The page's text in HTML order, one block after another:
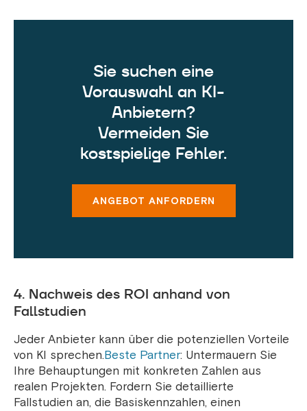
Sie suchen eine
Vorauswahl an KI-
Anbietern?
Vermeiden Sie
kostspielige Fehler.
ANGEBOT ANFORDERN
4. Nachweis des ROI anhand von
Fallstudien
Jeder Anbieter kann über die potenziellen Vorteile
von KI sprechen.Beste Partner: Untermauern Sie
Ihre Behauptungen mit konkreten Zahlen aus
realen Projekten. Fordern Sie detaillierte
Fallstudien an, die Basiskennzahlen, einen